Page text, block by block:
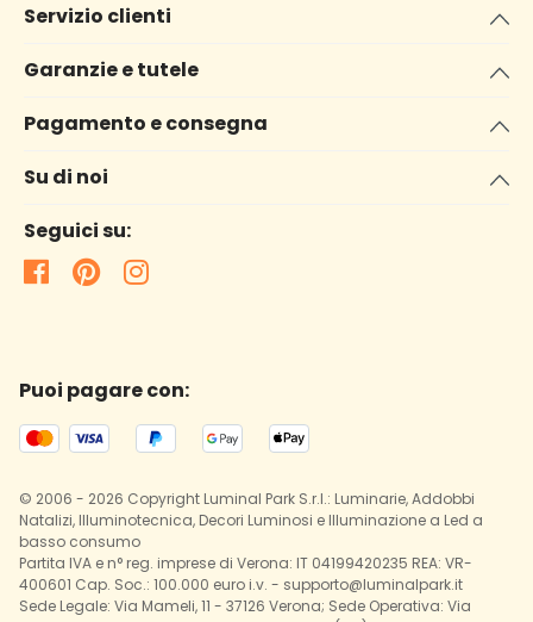
Servizio clienti
Garanzie e tutele
Pagamento e consegna
Su di noi
Seguici su:
Puoi pagare con:
© 2006 - 2026 Copyright Luminal Park S.r.l.: Luminarie, Addobbi
Natalizi, Illuminotecnica, Decori Luminosi e Illuminazione a Led a
basso consumo
Partita IVA e n° reg. imprese di Verona: IT 04199420235 REA: VR-
400601 Cap. Soc.: 100.000 euro i.v. - supporto@luminalpark.it
Sede Legale: Via Mameli, 11 - 37126 Verona; Sede Operativa: Via